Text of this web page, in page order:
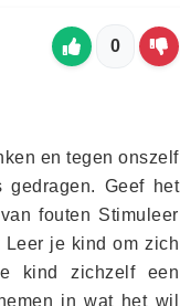
0
en tegen onszelf
Geef het
fouten Stimuleer
je kind om zich
kind zichzelf een
in wat het wil